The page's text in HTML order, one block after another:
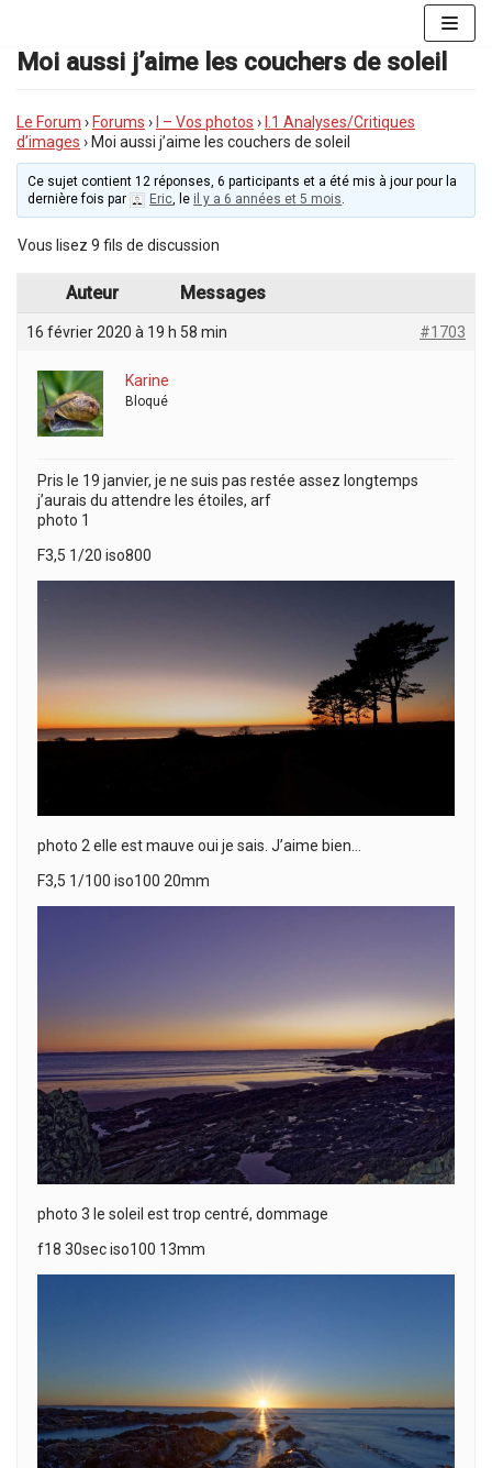
au
contenu
Moi aussi j’aime les couchers de soleil
Le Forum › Forums › I – Vos photos ›
I.1 Analyses/Critiques
d’images › Moi aussi j’aime les couchers de soleil
Ce sujet contient 12 réponses, 6 participants et a été mis à jour pour la
dernière fois par
Eric, le il y a 6 années et 5 mois.
Vous lisez 9 fils de discussion
Auteur Messages
16 février 2020 à 19 h 58 min #1703
Karine
Bloqué
Pris le 19 janvier, je ne suis pas restée assez longtemps
j’aurais du attendre les étoiles, arf
photo 1
F3,5 1/20 iso800
photo 2 elle est mauve oui je sais. J’aime bien…
F3,5 1/100 iso100 20mm
photo 3 le soleil est trop centré, dommage
f18 30sec iso100 13mm